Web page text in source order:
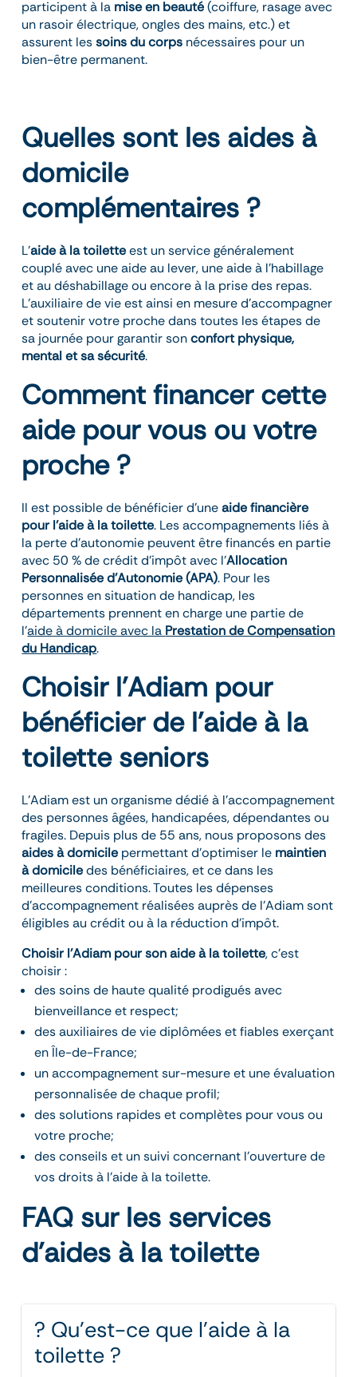
participent à la mise en beauté(coiffure, rasage avec
un rasoir électrique, ongles des mains, etc.) et
assurent lessoins du corps nécessaires pour un
bien-être permanent.
Quelles sont les aides à
domicile
complémentaires ?
L’aide à la toiletteest un service généralement
couplé avec une aide au lever, une aide à l’habillage
et au déshabillage ou encore à la prise des repas.
L’auxiliaire de vie est ainsi en mesure d’accompagner
et soutenir votre proche dans toutes les étapes de
sa journée pour garantir sonconfort physique,
mental et sa sécurité.
Comment financer cette
aide pour vous ou votre
proche ?
Il est possible de bénéficier d’uneaide financière
pour l’aide à la toilette. Les accompagnements liés à
la perte d’autonomie peuvent être financés en partie
avec 50 % de crédit d’impôt avec l’Allocation
Personnalisée d’Autonomie (APA). Pour les
personnes en situation de handicap, les
départements prennent en charge une partie de
l’aide à domicile avec la Prestation de Compensation
du Handicap.
Choisir l’Adiam pour
bénéficier de l’aide à la
toilette seniors
L’Adiam est un organisme dédié à l’accompagnement
des personnes âgées, handicapées, dépendantes ou
fragiles. Depuis plus de 55 ans, nous proposons des
aides à domicile permettant d’optimiser le maintien
à domiciledes bénéficiaires, et ce dans les
meilleures conditions. Toutes les dépenses
d’accompagnement réalisées auprès de l’Adiam sont
éligibles au crédit ou à la réduction d’impôt.
Choisir l’Adiam pour son aide à la toilette, c’est
choisir :
des soins de haute qualité prodigués avec
bienveillance et respect;
des auxiliaires de vie diplômées et fiables exerçant
en Île-de-France;
un accompagnement sur-mesure et une évaluation
personnalisée de chaque profil;
des solutions rapides et complètes pour vous ou
votre proche;
des conseils et un suivi concernant l’ouverture de
vos droits à l’aide à la toilette.
FAQ sur les services
d’aides à la toilette
? Qu’est-ce que l’aide à la
toilette ?